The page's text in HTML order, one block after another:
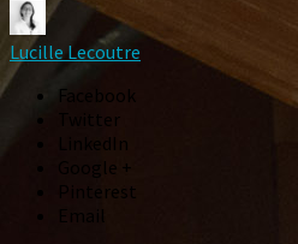
Lucille Lecoutre
Facebook
Twitter
LinkedIn
Google +
Pinterest
Email